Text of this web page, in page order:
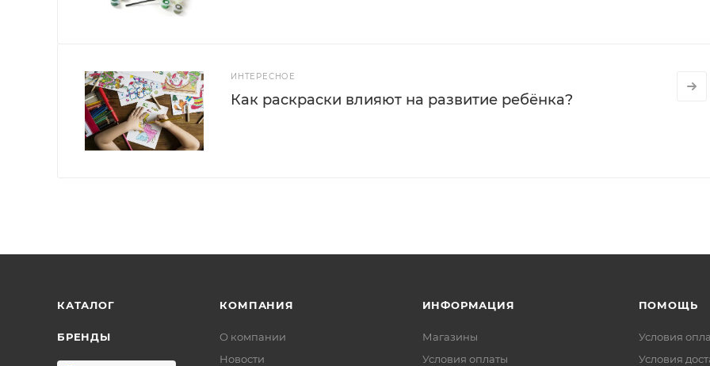
ИНТЕРЕСНОЕ
Как раскраски влияют на развитие ребёнка?
КАТАЛОГ
БРЕНДЫ
КОМПАНИЯ
О компании
Новости
ИНФОРМАЦИЯ
Магазины
Условия оплаты
ПОМОЩЬ
Условия
Условия